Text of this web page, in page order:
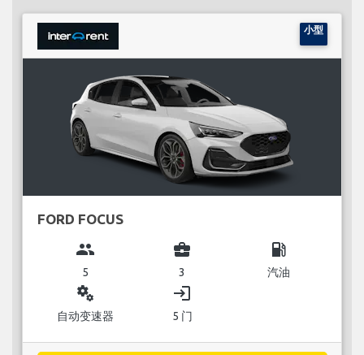
小型
FORD FOCUS
group
5
business_center
3
local_gas_station
汽油
miscellaneous_services
自动变速器
login
5 门